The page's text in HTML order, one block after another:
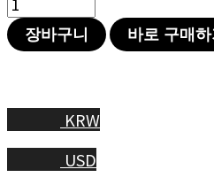
장바구니 바로 구매하
KRW
USD